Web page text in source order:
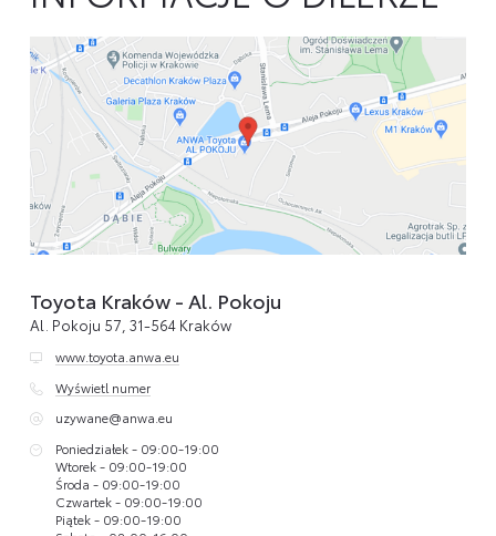
Szanowny Kliencie przed przyjazdem upewnij się telefonicznie, że auto
Toyota Kraków - Al. Pokoju
Al. Pokoju 57, 31-564 Kraków
www.toyota.anwa.eu
Wyświetl numer
uzywane@anwa.eu
Poniedziałek - 09:00-19:00
Wtorek - 09:00-19:00
Środa - 09:00-19:00
Czwartek - 09:00-19:00
Piątek - 09:00-19:00